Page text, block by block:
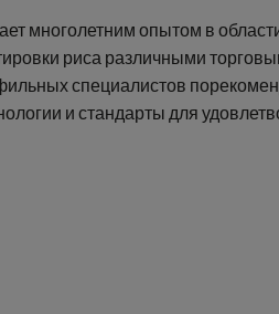
многолетним опытом в
риса различными
специалистов
и стандарты для